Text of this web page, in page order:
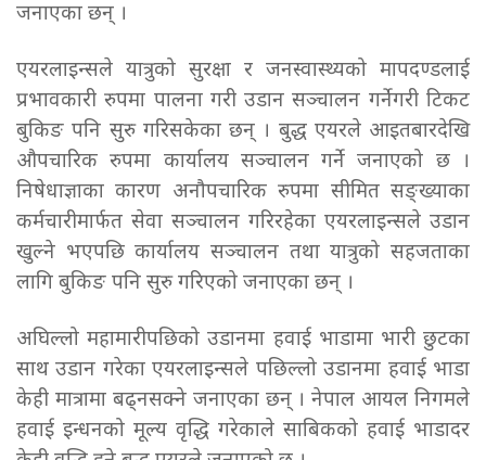
जनाएका छन् ।
एयरलाइन्सले यात्रुको सुरक्षा र जनस्वास्थ्यको मापदण्डलाई
प्रभावकारी रुपमा पालना गरी उडान सञ्चालन गर्नेगरी टिकट
बुकिङ पनि सुरु गरिसकेका छन् । बुद्ध एयरले आइतबारदेखि
औपचारिक रुपमा कार्यालय सञ्चालन गर्ने जनाएको छ ।
निषेधाज्ञाका कारण अनौपचारिक रुपमा सीमित सङ्ख्याका
कर्मचारीमार्फत सेवा सञ्चालन गरिरहेका एयरलाइन्सले उडान
खुल्ने भएपछि कार्यालय सञ्चालन तथा यात्रुको सहजताका
लागि बुकिङ पनि सुरु गरिएको जनाएका छन् ।
अघिल्लो महामारीपछिको उडानमा हवाई भाडामा भारी छुटका
साथ उडान गरेका एयरलाइन्सले पछिल्लो उडानमा हवाई भाडा
केही मात्रामा बढ्नसक्ने जनाएका छन् । नेपाल आयल निगमले
हवाई इन्धनको मूल्य वृद्धि गरेकाले साबिकको हवाई भाडादर